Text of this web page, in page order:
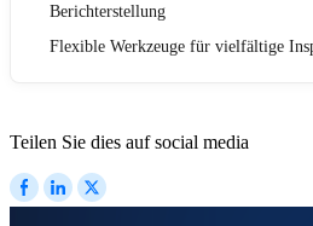
Berichterstellung
Flexible Werkzeuge für vielfältige
Teilen Sie dies auf social media